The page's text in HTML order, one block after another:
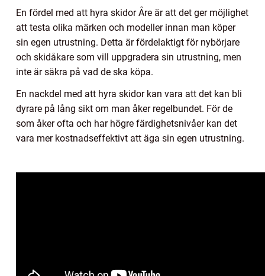
En fördel med att hyra skidor Åre är att det ger möjlighet
att testa olika märken och modeller innan man köper
sin egen utrustning. Detta är fördelaktigt för nybörjare
och skidåkare som vill uppgradera sin utrustning, men
inte är säkra på vad de ska köpa.
En nackdel med att hyra skidor kan vara att det kan bli
dyrare på lång sikt om man åker regelbundet. För de
som åker ofta och har högre färdighetsnivåer kan det
vara mer kostnadseffektivt att äga sin egen utrustning.